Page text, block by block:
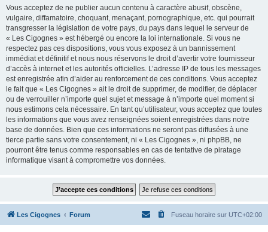
Vous acceptez de ne publier aucun contenu à caractère abusif, obscène,
vulgaire, diffamatoire, choquant, menaçant, pornographique, etc. qui pourrait
transgresser la législation de votre pays, du pays dans lequel le serveur de
« Les Cigognes » est hébergé ou encore la loi internationale. Si vous ne
respectez pas ces dispositions, vous vous exposez à un bannissement
immédiat et définitif et nous nous réservons le droit d’avertir votre fournisseur
d’accès à internet et les autorités officielles. L’adresse IP de tous les messages
est enregistrée afin d’aider au renforcement de ces conditions. Vous acceptez
le fait que « Les Cigognes » ait le droit de supprimer, de modifier, de déplacer
ou de verrouiller n’importe quel sujet et message à n’importe quel moment si
nous estimons cela nécessaire. En tant qu’utilisateur, vous acceptez que toutes
les informations que vous avez renseignées soient enregistrées dans notre
base de données. Bien que ces informations ne seront pas diffusées à une
tierce partie sans votre consentement, ni « Les Cigognes », ni phpBB, ne
pourront être tenus comme responsables en cas de tentative de piratage
informatique visant à compromettre vos données.
Les Cigognes Forum Fuseau horaire sur UTC+02:00